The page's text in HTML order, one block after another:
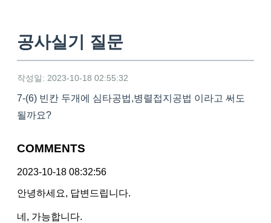
공사실기 질문
작성일: 2023-10-18 02:55:32
7-(6) 빈칸 두개에 심타공법,병렬접지공법 이라고 써도
될까요?
COMMENTS
2023-10-18 08:32:56
안녕하세요, 답변드립니다.
네, 가능합니다.